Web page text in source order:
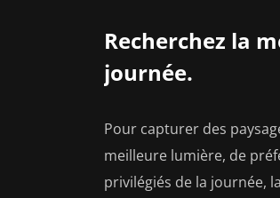
Recherchez la
journée.
Pour capturer des
meilleure lumière, de
privilégiés de la journée,